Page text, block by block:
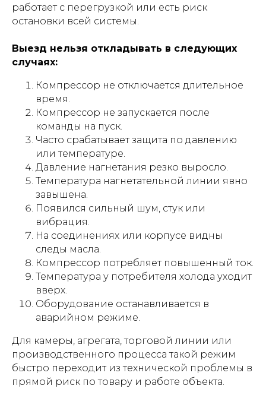
работает с перегрузкой или есть риск
остановки всей системы.
Выезд нельзя откладывать в следующих
случаях:
Компрессор не отключается длительное
время.
Компрессор не запускается после
команды на пуск.
Часто срабатывает защита по давлению
или температуре.
Давление нагнетания резко выросло.
Температура нагнетательной линии явно
завышена.
Появился сильный шум, стук или
вибрация.
На соединениях или корпусе видны
следы масла.
Компрессор потребляет повышенный ток.
Температура у потребителя холода уходит
вверх.
Оборудование останавливается в
аварийном режиме.
Для камеры, агрегата, торговой линии или
производственного процесса такой режим
быстро переходит из технической проблемы в
прямой риск по товару и работе объекта.